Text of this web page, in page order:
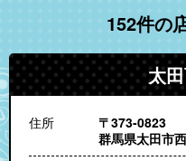
152件の
太
住所
〒373-0823
群馬県太田市